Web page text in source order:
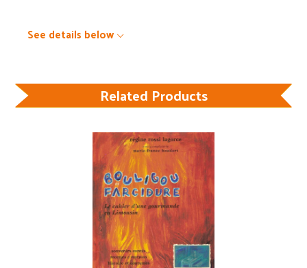
See details below
Related Products